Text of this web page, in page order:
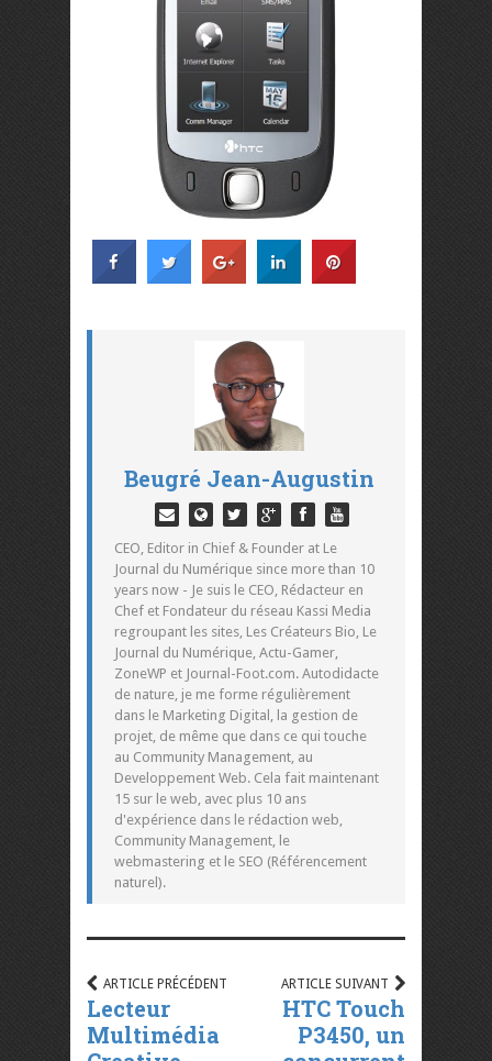
Beugré Jean-Augustin
CEO, Editor in Chief & Founder at Le
Journal du Numérique since more than 10
years now - Je suis le CEO, Rédacteur en
Chef et Fondateur du réseau Kassi Media
regroupant les sites, Les Créateurs Bio, Le
Journal du Numérique, Actu-Gamer,
ZoneWP et Journal-Foot.com. Autodidacte
de nature, je me forme régulièrement
dans le Marketing Digital, la gestion de
projet, de même que dans ce qui touche
au Community Management, au
Developpement Web. Cela fait maintenant
15 sur le web, avec plus 10 ans
d'expérience dans le rédaction web,
Community Management, le
webmastering et le SEO (Référencement
naturel).
ARTICLE PRÉCÉDENT
Lecteur
Multimédia
ARTICLE SUIVANT
HTC Touch
P3450, un